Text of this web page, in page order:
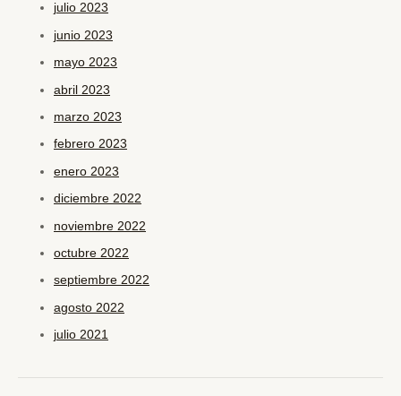
julio 2023
junio 2023
mayo 2023
abril 2023
marzo 2023
febrero 2023
enero 2023
diciembre 2022
noviembre 2022
octubre 2022
septiembre 2022
agosto 2022
julio 2021